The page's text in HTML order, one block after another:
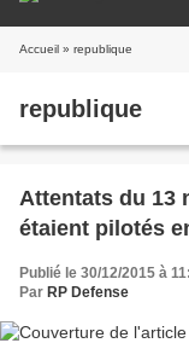
Accueil » republique
republique
Attentats du 13
étaient pilotés
Publié le 30/12/2015 à
Par RP Defense